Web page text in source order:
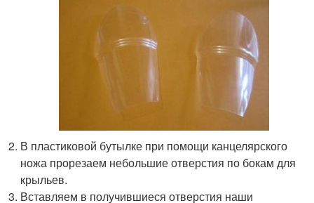
В пластиковой бутылке при помощи канцелярского
ножа прорезаем небольшие отверстия по бокам для
крыльев.
Вставляем в получившиеся отверстия наши